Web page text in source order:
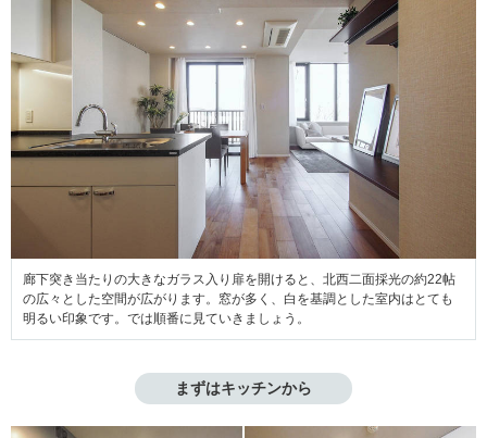
廊下突き当たりの大きなガラス入り扉を開けると、北西二面採光の約22帖
の広々とした空間が広がります。窓が多く、白を基調とした室内はとても
明るい印象です。では順番に見ていきましょう。
まずはキッチンから